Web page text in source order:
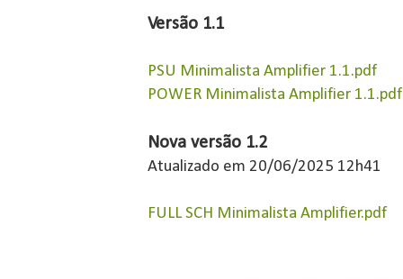
Versão 1.1
PSU Minimalista Amplifier 1.1.pdf
POWER Minimalista Amplifier 1.1.pdf
Nova versão 1.2
Atualizado em 20/06/2025 12h41
FULL SCH Minimalista Amplifier.pdf